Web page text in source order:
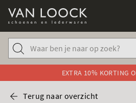
EXTRA 10% KORTING
Terug naar overzicht